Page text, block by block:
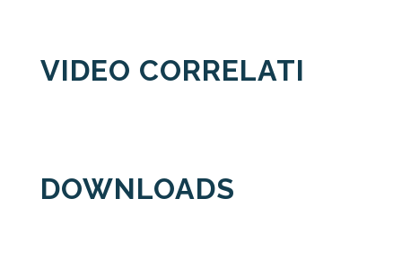
VIDEO CORRELATI
DOWNLOADS